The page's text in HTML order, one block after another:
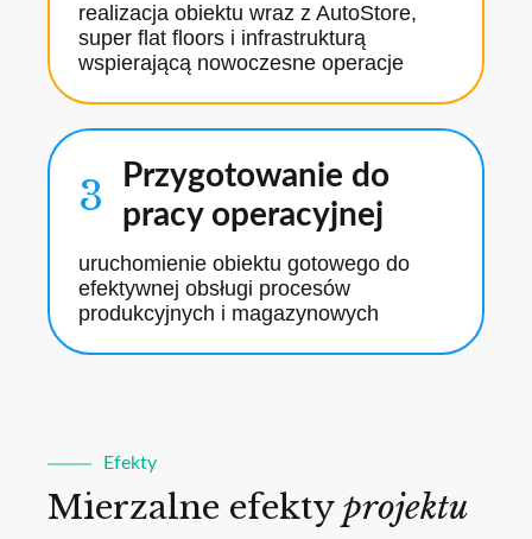
realizacja obiektu wraz z AutoStore,
super flat floors i infrastrukturą
wspierającą nowoczesne operacje
3
Przygotowanie do
pracy operacyjnej
uruchomienie obiektu gotowego do
efektywnej obsługi procesów
produkcyjnych i magazynowych
Efekty
Mierzalne efekty projektu